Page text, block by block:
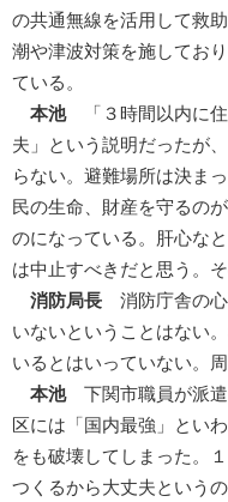
の共通無線を活用して救
潮や津波対策を施してお
ている。
本池
「３時間以内に
夫」という説明だったが
らない。避難場所は決ま
民の生命、財産を守るの
のになっている。肝心な
は中止すべきだと思う。
消防局長 消防庁舎の心
いないということはない
いるとはいっていない。
本池 下関市職員が派
区には「国内最強」とい
をも破壊してしまった。
つくるから大丈夫という